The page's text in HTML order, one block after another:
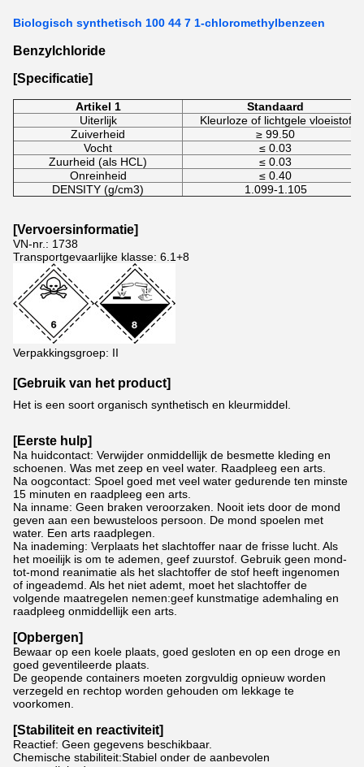
Biologisch synthetisch 100 44 7 1-chloromethylbenzeen
Benzylchloride
[Specificatie]
Artikel 1
Standaard
Uiterlijk
Kleurloze of lichtgele vloeistof
Zuiverheid
≥ 99.50
Vocht
≤ 0.03
Zuurheid (als HCL)
≤ 0.03
Onreinheid
≤ 0.40
DENSITY (g/cm3)
1.099-1.105
[Vervoersinformatie]
VN-nr.: 1738
Transportgevaarlijke klasse: 6.1+8
Verpakkingsgroep: II
[Gebruik van het product]
Het is een soort organisch synthetisch en kleurmiddel.
[Eerste hulp]
Na huidcontact: Verwijder onmiddellijk de besmette kleding en
schoenen. Was met zeep en veel water. Raadpleeg een arts.
Na oogcontact: Spoel goed met veel water gedurende ten minste
15 minuten en raadpleeg een arts.
Na inname: Geen braken veroorzaken. Nooit iets door de mond
geven aan een bewusteloos persoon. De mond spoelen met
water. Een arts raadplegen.
Na inademing: Verplaats het slachtoffer naar de frisse lucht. Als
het moeilijk is om te ademen, geef zuurstof. Gebruik geen mond-
tot-mond reanimatie als het slachtoffer de stof heeft ingenomen
of ingeademd. Als het niet ademt, moet het slachtoffer de
volgende maatregelen nemen:geef kunstmatige ademhaling en
raadpleeg onmiddellijk een arts.
[Opbergen]
Bewaar op een koele plaats, goed gesloten en op een droge en
goed geventileerde plaats.
De geopende containers moeten zorgvuldig opnieuw worden
verzegeld en rechtop worden gehouden om lekkage te
voorkomen.
[Stabiliteit en reactiviteit]
Reactief: Geen gegevens beschikbaar.
Chemische stabiliteit:Stabiel onder de aanbevolen